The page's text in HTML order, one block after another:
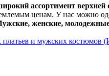
ассортимент
ценам. У нас можно
женские, молодежные
и мужских костюмов